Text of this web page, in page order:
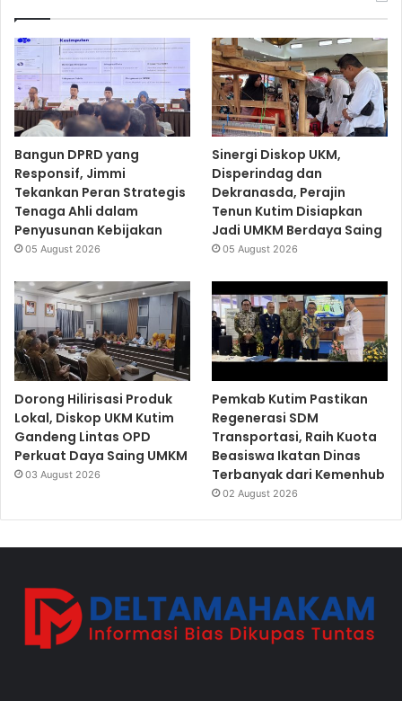
Bangun DPRD yang
Responsif, Jimmi
Tekankan Peran Strategis
Tenaga Ahli dalam
Penyusunan Kebijakan
05 August 2026
Sinergi Diskop UKM,
Disperindag dan
Dekranasda, Perajin
Tenun Kutim Disiapkan
Jadi UMKM Berdaya Saing
05 August 2026
Dorong Hilirisasi Produk
Lokal, Diskop UKM Kutim
Gandeng Lintas OPD
Perkuat Daya Saing UMKM
03 August 2026
Pemkab Kutim Pastikan
Regenerasi SDM
Transportasi, Raih Kuota
Beasiswa Ikatan Dinas
Terbanyak dari Kemenhub
02 August 2026